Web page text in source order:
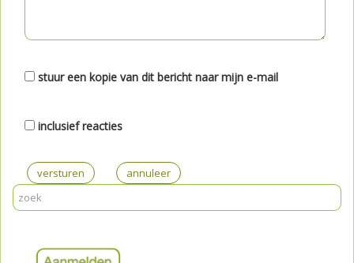
stuur een kopie van dit bericht naar mijn e-mail
inclusief reacties
versturen